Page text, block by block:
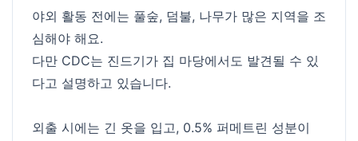
야외 활동 전에는 풀숲, 덤불, 나무가 많은 지역을 조
심해야 해요.
다만 CDC는 진드기가 집 마당에서도 발견될 수 있
다고 설명하고 있습니다.
외출 시에는 긴 옷을 입고, 0.5% 퍼메트린 성분이